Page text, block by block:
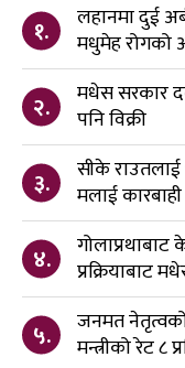
१.
लहानमा दुई
मधुमेह रोगको
२.
मधेस सरकार
पनि विक्री
३.
सीके
मलाई
४.
गोलाप्रथाबाट
प्रक्रियाबाट
५.
जनमत
मन्त्रीको रेट ८